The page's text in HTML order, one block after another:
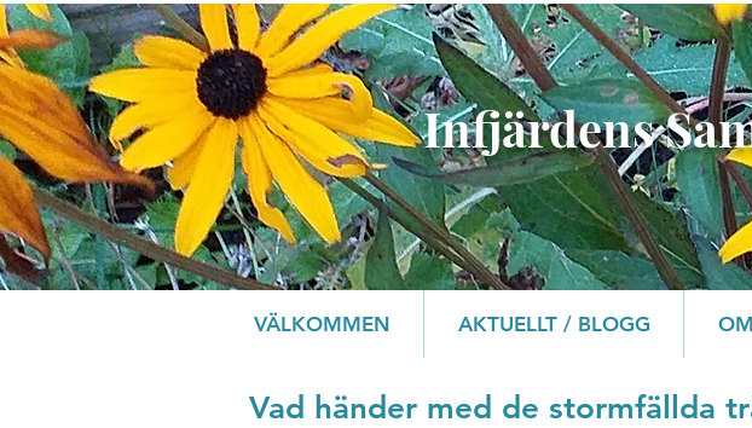
Infjärdens
VÄLKOMMEN AKTUELLT / BLOGG
Vad händer med de stormfällda